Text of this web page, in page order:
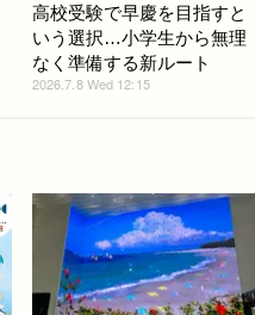
高校受験で早慶を目指すと
いう選択…小学生から無理
なく準備する新ルート
2026.7.8 Wed 12:15